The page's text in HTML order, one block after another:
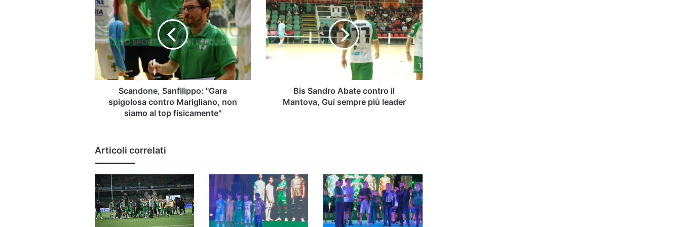
Sanfilippo:
"Gara
spigolosa
contro
Marigliano,
non
siamo
al
fisicamente"
Scandone, Sanfilippo: "Gara
spigolosa contro Marigliano, non
siamo al top fisicamente"
Sandro
Abate
contro
il
Mantova,
Gui
Bis Sandro Abate contro il
Mantova, Gui sempre più leader
Articoli correlati